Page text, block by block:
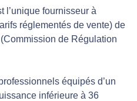
l’unique fournisseur à
réglementés de vente) de
de Régulation
équipés d’un
inférieure à 36